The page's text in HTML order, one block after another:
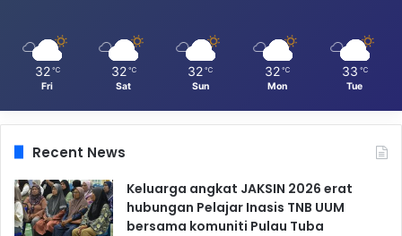
32 ℃
Fri
32 ℃
Sat
32 ℃
Sun
32 ℃
Mon
33 ℃
Tue
Recent News
Keluarga angkat JAKSIN 2026 erat
hubungan Pelajar Inasis TNB UUM
bersama komuniti Pulau Tuba